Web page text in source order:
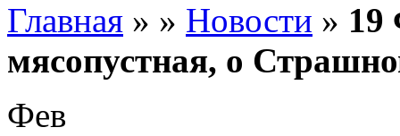
Главная » » Новости » 19
мясопустная, о
Фев